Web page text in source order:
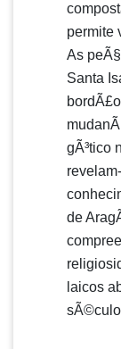
permite
As
Santa
gÃ³tico
de
laicos